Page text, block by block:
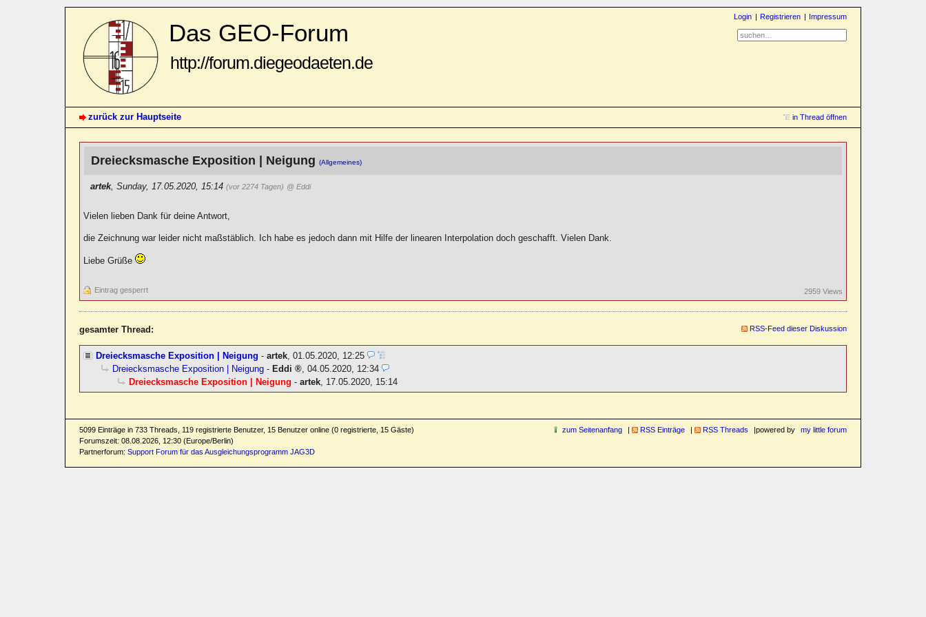
Das GEO-Forum
http://forum.diegeodaeten.de
Login Registrieren Impressum
zurück zur Hauptseite in Thread öffnen
Dreiecksmasche Exposition | Neigung(Allgemeines)
artek,Sunday, 17.05.2020, 15:14(vor 2274 Tagen) @ Eddi
Vielen lieben Dank für deine Antwort,
die Zeichnung war leider nicht maßstäblich. Ich habe es jedoch dann mit Hilfe der linearen Interpolation doch geschafft. Vielen Dank.
Liebe Grüße
Eintrag gesperrt 2959 Views
gesamter Thread: RSS-Feed dieser Diskussion
Dreiecksmasche Exposition | Neigung -artek,01.05.2020, 12:25
Dreiecksmasche Exposition | Neigung - Eddi ,04.05.2020, 12:34
Dreiecksmasche Exposition | Neigung -artek, 17.05.2020, 15:14
5099 Einträge in 733 Threads, 119 registrierte Benutzer, 15 Benutzer online (0 registrierte, 15 Gäste)
Forumszeit: 08.08.2026, 12:30 (Europe/Berlin)
Partnerforum:Support Forum für das Ausgleichungsprogramm JAG3D
zum Seitenanfang RSS Einträge RSS Threads powered by my little forum